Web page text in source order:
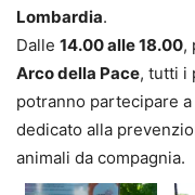
Lombardia.
Dalle 14.00 alle 18.00,
Arco della Pace, tutti i
potranno partecipare
dedicato alla
animali da compagnia.